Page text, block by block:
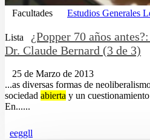
Facultades Estudios Generales
Lista
¿Popper 70 años
Dr. Claude Bernard (3 de 3)
25 de Marzo de 2013
...as diversas formas de
sociedad abierta y un
En......
eeggll